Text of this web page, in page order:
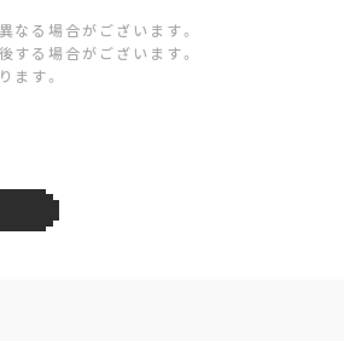
なる場合がございます。
する場合がございます。
ます。